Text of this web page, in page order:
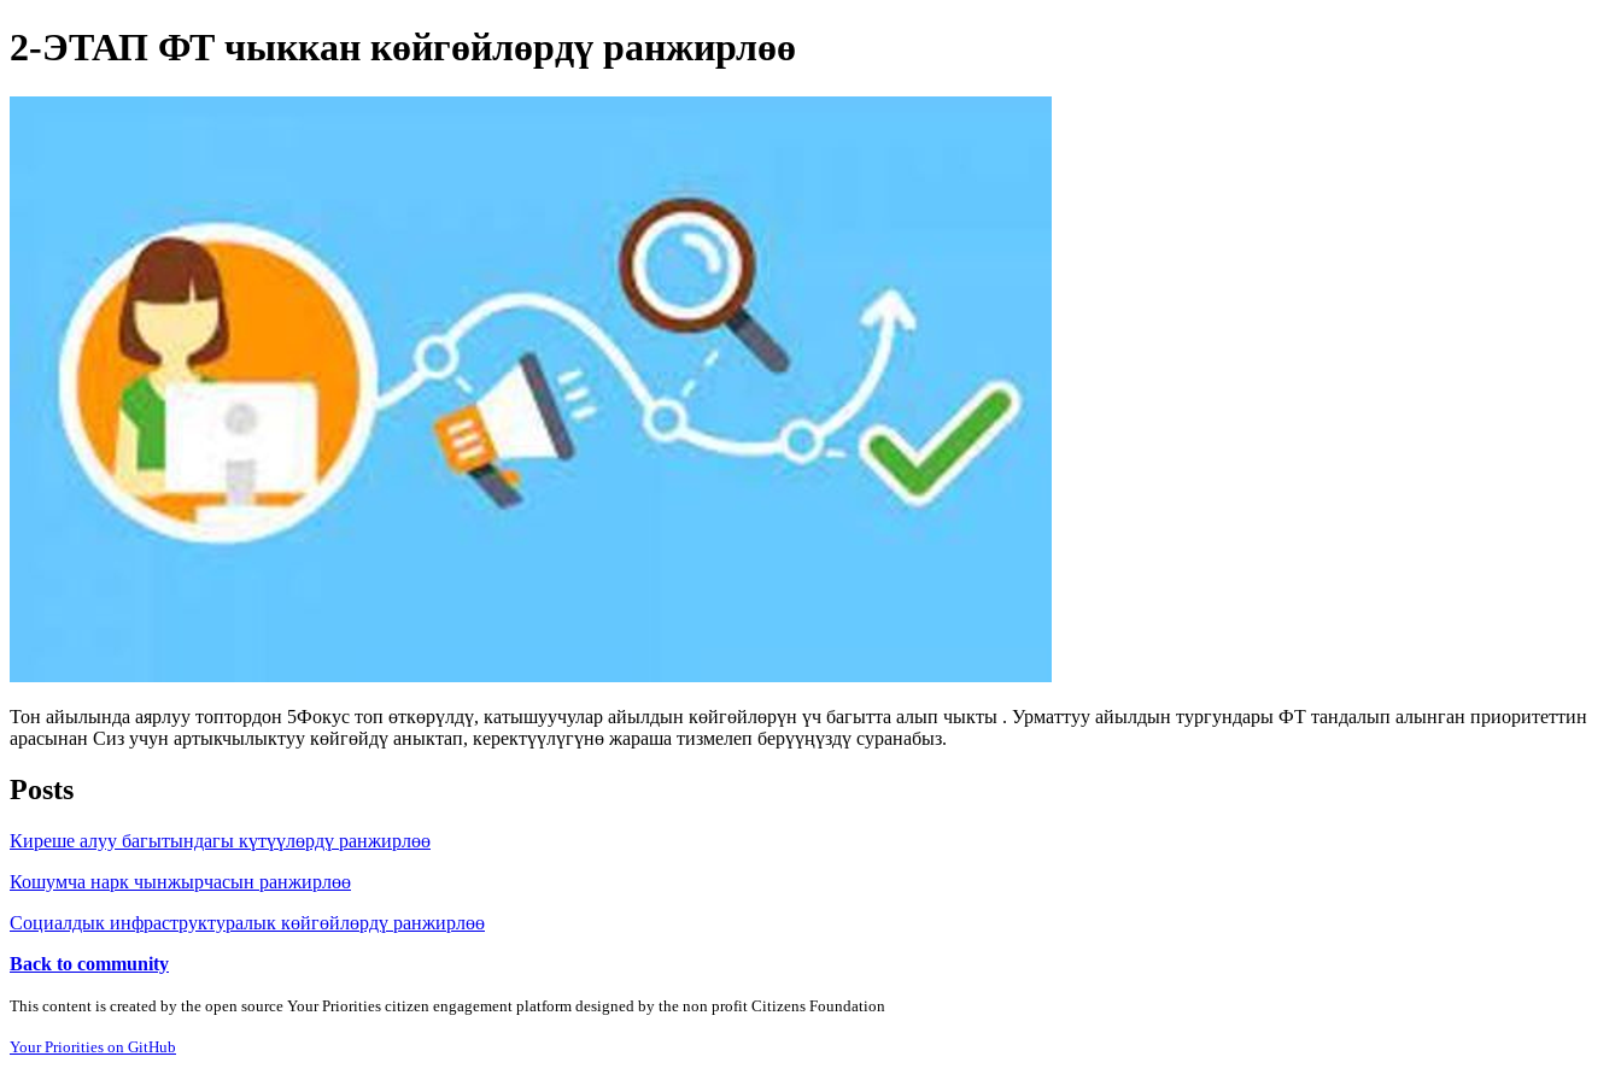
2-ЭТАП ФТ чыккан көйгөйлөрдү ранжирлөө
Тон айылында аярлуу топтордон 5Фокус топ өткөрүлдү, катышуучулар айылдын көйгөйлөрүн үч багытта алып чыкты . Урматтуу айылдын тургундары ФТ тандалып алынган приоритеттин
арасынан Сиз учун артыкчылыктуу көйгөйдү аныктап, керектүүлүгүнө жараша тизмелеп берүүңүздү суранабыз.
Posts
Киреше алуу багытындагы күтүүлөрдү ранжирлөө
Кошумча нарк чынжырчасын ранжирлөө
Социалдык инфраструктуралык көйгөйлөрдү ранжирлөө
Back to community
This content is created by the open source Your Priorities citizen engagement platform designed by the non profit Citizens Foundation
Your Priorities on GitHub